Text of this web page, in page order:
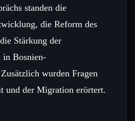
standen die
die Reform des
Stärkung der
Bosnien‑
wurden Fragen
und der Migration erörtert.